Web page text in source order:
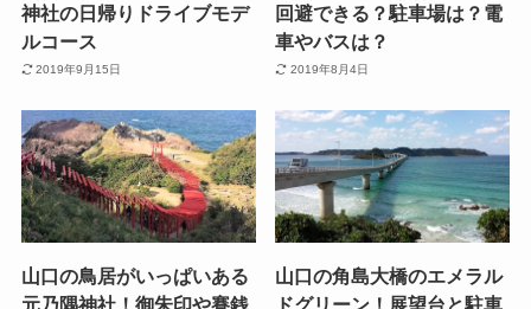
神社の日帰りドライブモデ
ルコース
2019年9月15日
回避できる？駐車場は？電
車やバスは？
2019年8月4日
山口の鳥居がいっぱいある
元乃隅神社！御朱印や賽銭
山口の角島大橋のエメラル
ドグリーン！展望台と駐車